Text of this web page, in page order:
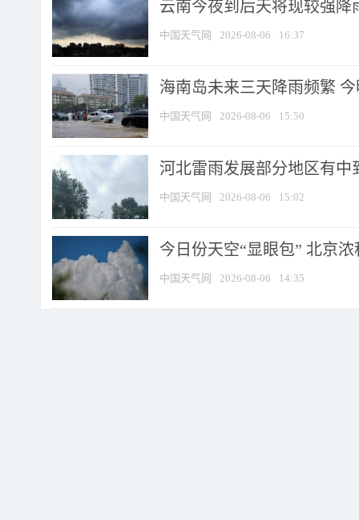
云南今夜到后天将现较强降
中国天气网 2026-08-06 16:37
海南岛未来三天降雨频繁
中国天气网 2026-08-06 15:50
河北雷雨发展部分地区有中
中国天气网 2026-08-06 15:02
今日份天空“显眼包” 北京
中国天气网 2026-08-06 14:35